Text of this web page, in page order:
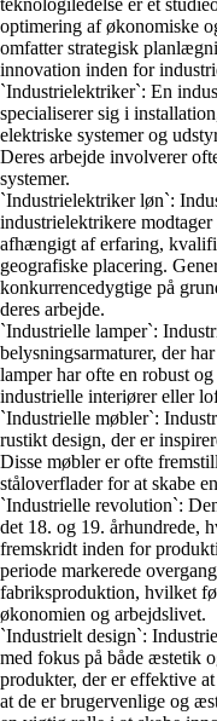
optimering af økonomiske
omfatter strategisk
innovation inden for
`Industrielektriker`: En
specialiserer sig i
elektriske systemer og
Deres arbejde involverer
systemer.
`Industrielektriker løn`:
industrielektrikere
afhængigt af erfaring,
geografiske placering.
konkurrencedygtige på
deres arbejde.
`Industrielle lamper`:
belysningsarmaturer, der
lamper har ofte en robust
industrielle interiører eller
`Industrielle møbler`:
rustikt design, der er
Disse møbler er ofte
ståloverflader for at skabe
`Industrielle revolution`:
det 18. og 19. århundrede,
fremskridt inden for
periode markerede
fabriksproduktion, hvilket
økonomien og arbejdslivet.
`Industrielt design`:
med fokus på både æstetik
produkter, der er effektive
at de er brugervenlige og